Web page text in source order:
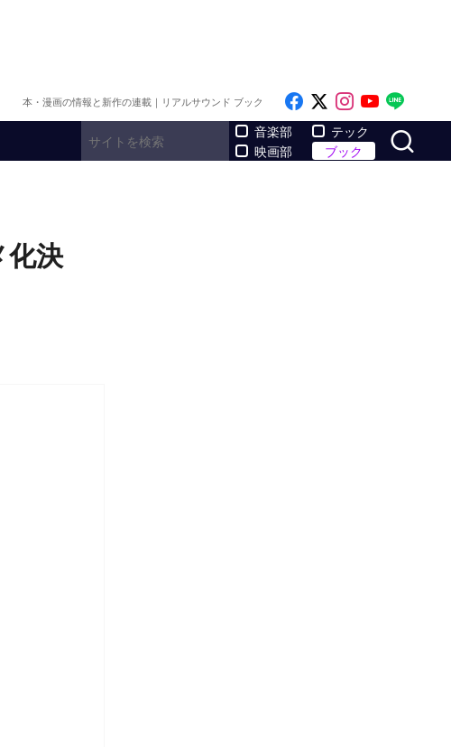
本・漫画の情報と新作の連載｜リアルサウンド ブック Like on Facebook
Follow on x
Follow on
Follow
音楽部
映画部
テック
ブック
決